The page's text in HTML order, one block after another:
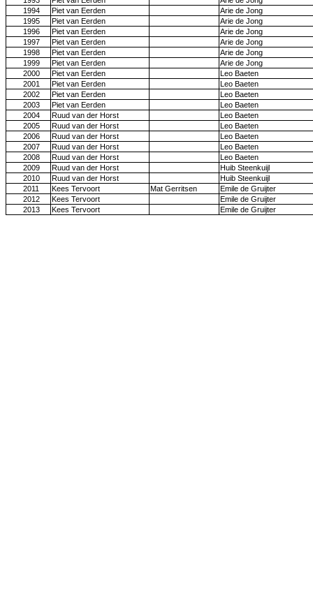
1994
Piet van Eerden
Arie de Jong
1995
Piet van Eerden
Arie de Jong
1996
Piet van Eerden
Arie de Jong
1997
Piet van Eerden
Arie de Jong
1998
Piet van Eerden
Arie de Jong
1999
Piet van Eerden
Arie de Jong
2000
Piet van Eerden
Leo Baeten
2001
Piet van Eerden
Leo Baeten
2002
Piet van Eerden
Leo Baeten
2003
Piet van Eerden
Leo Baeten
2004
Ruud van der Horst
Leo Baeten
2005
Ruud van der Horst
Leo Baeten
2006
Ruud van der Horst
Leo Baeten
2007
Ruud van der Horst
Leo Baeten
2008
Ruud van der Horst
Leo Baeten
2009
Ruud van der Horst
Huib Steenkuijl
2010
Ruud van der Horst
Huib Steenkuijl
2011
Kees Tervoort Mat Gerritsen
Emile de Gruijter
2012
Kees Tervoort
Emile de Gruijter
2013
Kees Tervoort Emile de Gruijter